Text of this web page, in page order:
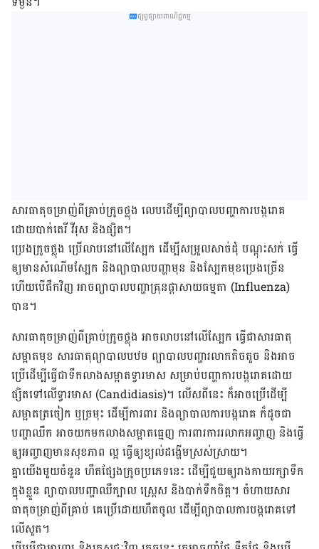
ផ្សព្វផ្សាយពាណិជ្ជកម្ម
សារធាតុ​ចម្រាញ់​ពី​គ្រាប់​ក្រូចថ្លុង ​លេប​ដើម្បី​ព្យាបាល​បញ្ហា​ការ​បង្ក​រោគ
ដោយ​បាក់តេរី វីរុស និង​ផ្សិត។
ប្រេង​ក្រូចថ្លុង ប្រើ​លាប​នៅ​លើ​ស្បែក​ ដើម្បី​សម្រួល​សាច់​ដុំ បណ្ដុះ​សក់ ធ្វើ​
ឲ្យ​មាន​សំណើម​ស្បែក និង​ព្យាបាល​បញ្ហា​មុន ​និង​ស្បែក​មុខ​ប្រេង​ច្រើន
ហើយ​បើ​ផឹក​វិញ ​អាច​ព្យាបាល​បញ្ហា​គ្រុន​ផ្ដាសាយ​ធម្មតា (Influenza)
បាន។
សារធាតុ​ចម្រាញ់​ពី​គ្រាប់​ក្រូចថ្លុង អាច​លាប​នៅ​លើ​ស្បែក ​ធ្វើ​ជា​សារធាតុ​
សម្អាត​មុខ សារធាតុព្យាបាល​បឋម ព្យាបាល​បញ្ហា​រលាក​តិច​តួច និងអាច​​
ប្រើ​ដើម្បី​ធ្វើ​ជា​ទឹក​លាង​សម្អាត​ទ្វារ​មាស សម្រាប់​បញ្ហា​ការ​បង្ក​រោគ​ដោយ​
ផ្សិត​ទៅ​លើ​ទ្វារ​មាស (Candidiasis)។ លើស​ពី​នេះ ក៏​អាច​ប្រើ​ដើម្បី​
សម្អាត​ត្រចៀក ឬ​ច្រមុះ ​ដើម្បី​ការ​ពារ ​និង​ព្យាបាល​ការ​បង្ក​រោគ ក៏​ដូច​ជា​
បញ្ហា​ឈឺ​ក អាចយក​មក​​លាង​សម្អាត​ធ្មេញ​ ការពារ​ការ​រលាក​អញ្ចាញ​ និង​ធ្វើ​
ឲ្យ​អញ្ចាញ​មាន​សុខភាព ល្អ ​ធ្វើ​ឲ្យ​ខ្យល់​ដង្ហើម​ស្រស់​ស្រាយ។
គ្នា​យើង​មួយ​ចំនួន ហឹត​ផ្សែង​ក្រូច​ប្រភេទ​នេះ ​ដើម្បី​ជួយ​ឲ្យ​រាង​កាយ​រក្សា​ទឹក​
ក្នុង​ខ្លួន ព្យាបាល​បញ្ហា​ឈឺ​ក្បាល ស្ត្រេស និង​បាក់ទឹក​ចិត្ត។ ចំហាយ​សារ
ធាតុ​ចម្រាញ់​ពី​គ្រាប់ គេ​ប្រើ​ដោយ​ហឺត​ចូល​ ដើម្បី​ព្យាបាល​ការ​បង្ក​រោគទៅ​
លើ​សួត។